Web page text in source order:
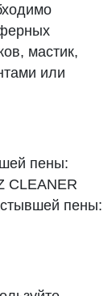
мастик,
или
пены:
CLEANER
пены: